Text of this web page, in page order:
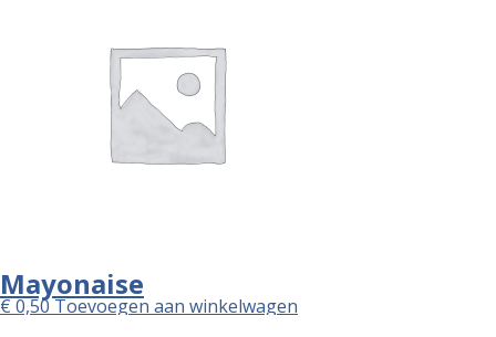
Mayonaise
€0,50Toevoegen aan winkelwagen